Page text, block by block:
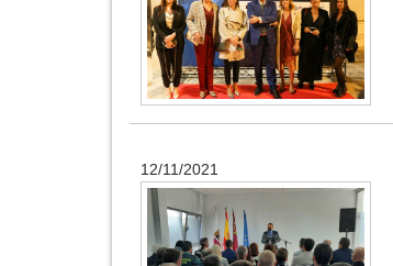
12/11/2021